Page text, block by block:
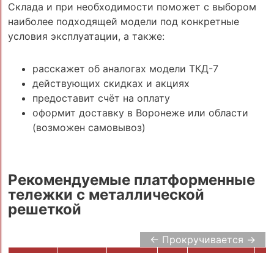
Склада и при необходимости поможет с выбором
наиболее подходящей модели под конкретные
условия эксплуатации, а также:
расскажет об аналогах модели ТКД-7
действующих скидках и акциях
предоставит счёт на оплату
оформит доставку в Воронеже или области
(возможен самовывоз)
Рекомендуемые платформенные
тележки с металлической
решеткой
← Прокручивается →